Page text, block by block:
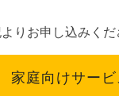
りお申し込みくだ
家庭向けサー